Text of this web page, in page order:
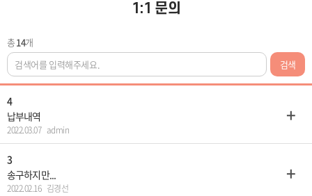
1:1 문의
총14개
4
납부내역
2022.03.07 admin
3
송구하지만...
2022.02.16 김경선